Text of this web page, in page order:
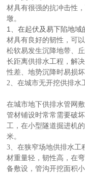
材具有很强的抗冲击性
墩。
1、在起伏及易下陷地域
材具有良好的韧性，可
松软易发生沉降地带、
长距离供排水工程，解
性差、地势沉降时易损
2、在城市无开挖供排水
在城市地下供排水管网
管材铺设时常常需要破
工，在小型隧道掘进机
米。
3、在狭窄场地供排水工
材重量轻，韧性高，在
备敷设，管沟开挖面积